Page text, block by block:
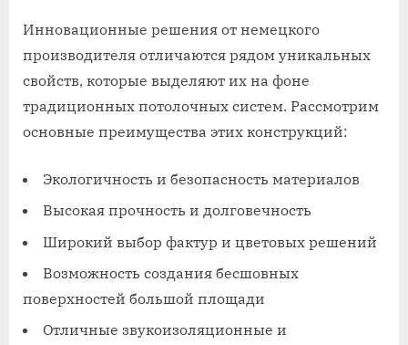
Инновационные решения от немецкого
производителя отличаются рядом уникальных
свойств, которые выделяют их на фоне
традиционных потолочных систем. Рассмотрим
основные преимущества этих конструкций:
Экологичность и безопасность материалов
Высокая прочность и долговечность
Широкий выбор фактур и цветовых решений
Возможность создания бесшовных
поверхностей большой площади
Отличные звукоизоляционные и